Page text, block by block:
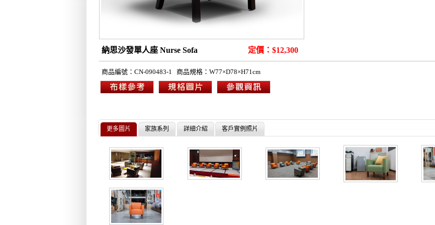
納思沙發單人座 Nurse Sofa 定價：$12,300
商品編號： CN-090483-1 商品規格： W77×D78×H71cm
更多圖片 家族系列 詳細介紹 客戶實例照片